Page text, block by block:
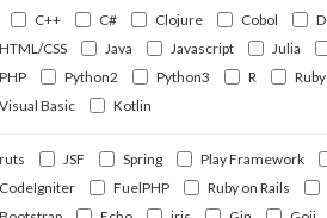
C++ C# Clojure Cobol D
HTML/CSS
Java Javascript Julia
PHP
Python2 Python3 R Ruby
Visual Basic
Kotlin
JSF Spring Play Framework
CodeIgniter
FuelPHP Ruby on Rails